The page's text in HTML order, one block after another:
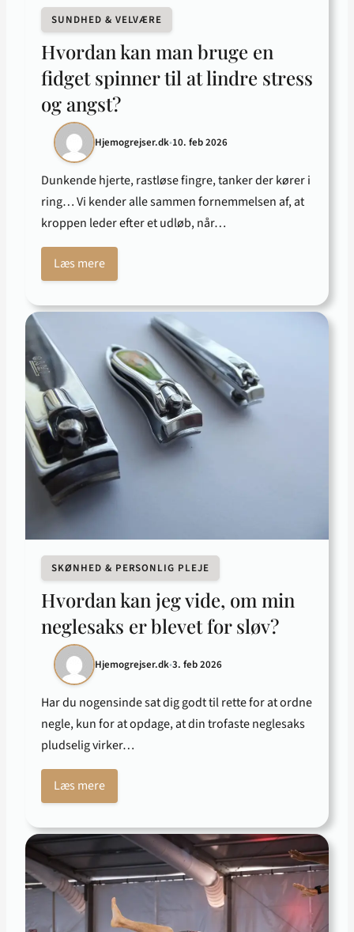
SUNDHED & VELVÆRE
Hvordan kan man bruge en
fidget spinner til at lindre stress
og angst?
Hjemogrejser.dk•10. feb 2026
Dunkende hjerte, rastløse fingre, tanker der kører i
ring… Vi kender alle sammen fornemmelsen af, at
kroppen leder efter et udløb, når…
Læs mere
SKØNHED & PERSONLIG PLEJE
Hvordan kan jeg vide, om min
neglesaks er blevet for sløv?
Hjemogrejser.dk•3. feb 2026
Har du nogensinde sat dig godt til rette for at ordne
negle, kun for at opdage, at din trofaste neglesaks
pludselig virker…
Læs mere